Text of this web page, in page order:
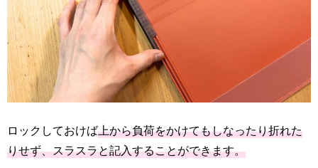
ロックしておけば上から負荷をかけてもしなったり折れた
りせず、スラスラと記入することができます。